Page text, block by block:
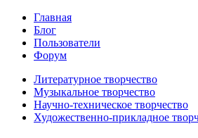
Главная
Блог
Пользователи
Форум
Литературное творчество
Музыкальное творчество
Научно-техническое творчество
Художественно-прикладное